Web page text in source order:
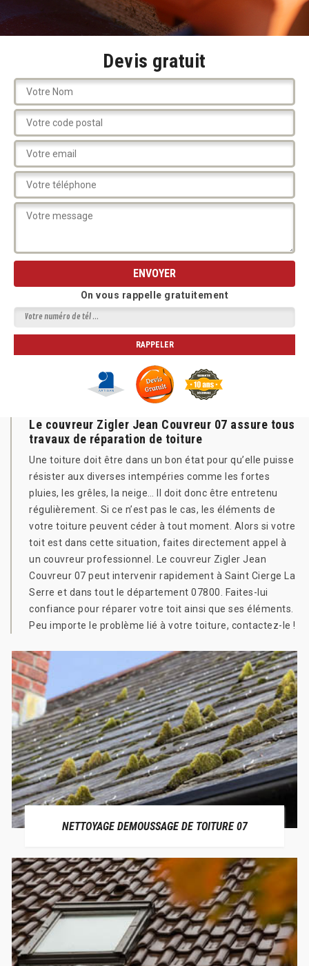
Devis gratuit
On vous rappelle gratuitement
Le couvreur Zigler Jean Couvreur 07 assure tous
travaux de réparation de toiture
Une toiture doit être dans un bon état pour qu’elle puisse
résister aux diverses intempéries comme les fortes
pluies, les grêles, la neige… Il doit donc être entretenu
régulièrement. Si ce n’est pas le cas, les éléments de
votre toiture peuvent céder à tout moment. Alors si votre
toit est dans cette situation, faites directement appel à
un couvreur professionnel. Le couvreur Zigler Jean
Couvreur 07 peut intervenir rapidement à Saint Cierge La
Serre et dans tout le département 07800. Faites-lui
confiance pour réparer votre toit ainsi que ses éléments.
Peu importe le problème lié à votre toiture, contactez-le !
NETTOYAGE DEMOUSSAGE DE TOITURE 07